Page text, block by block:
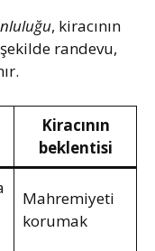
, kiracının
randevu,
Kiracının
beklentisi
Mahremiyeti
korumak